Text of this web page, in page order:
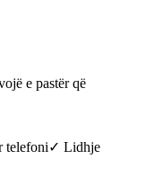
e pastër që
telefoni✓ Lidhje